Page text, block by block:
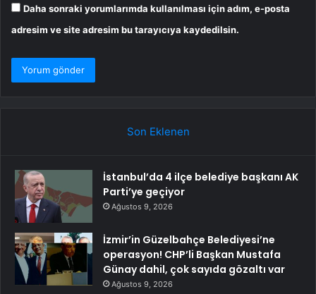
Daha sonraki yorumlarımda kullanılması için adım, e-posta
adresim ve site adresim bu tarayıcıya kaydedilsin.
Son Eklenen
İstanbul’da 4 ilçe belediye başkanı AK
Parti’ye geçiyor
Ağustos 9, 2026
İzmir’in Güzelbahçe Belediyesi’ne
operasyon! CHP’li Başkan Mustafa
Günay dahil, çok sayıda gözaltı var
Ağustos 9, 2026